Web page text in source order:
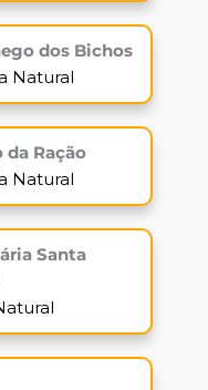
dos Bichos
Natural
da Ração
Natural
Santa